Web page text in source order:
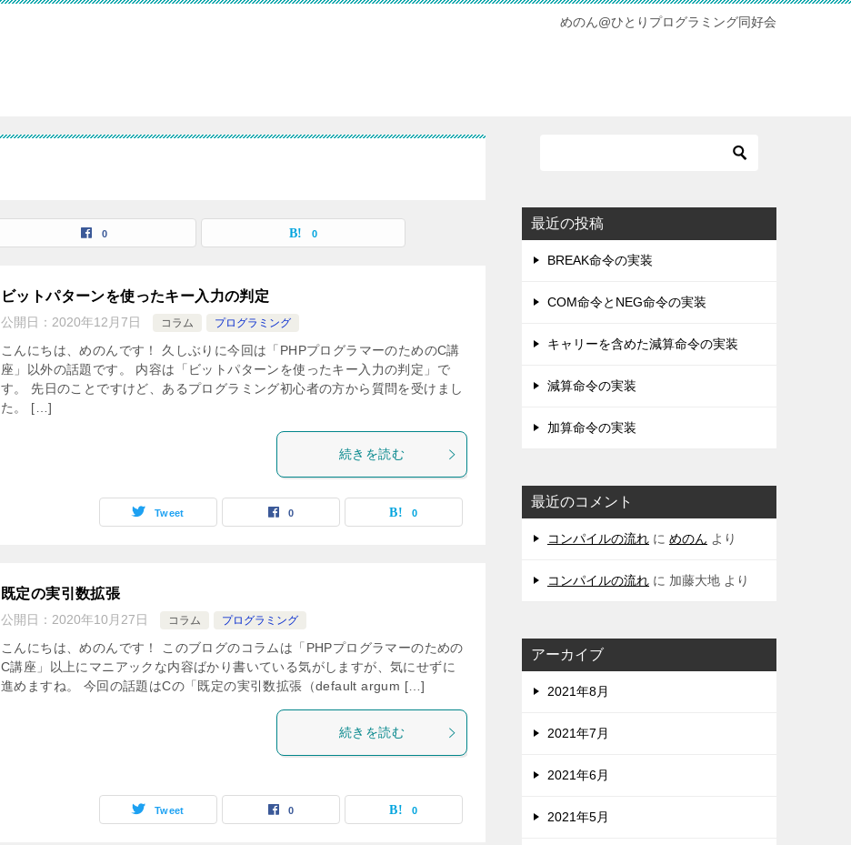
めのん@ひとりプログラミング同好会
0 0
ビットパターンを使ったキー入力の判定
公開日： 2020年12月7日 コラム プログラミング
こんにちは、めのんです！ 久しぶりに今回は「PHPプログラマーのためのC講
座」以外の話題です。 内容は「ビットパターンを使ったキー入力の判定」で
す。 先日のことですけど、あるプログラミング初心者の方から質問を受けまし
た。 […]
続きを読む
Tweet 0 0
既定の実引数拡張
公開日： 2020年10月27日 コラム プログラミング
こんにちは、めのんです！ このブログのコラムは「PHPプログラマーのための
C講座」以上にマニアックな内容ばかり書いている気がしますが、気にせずに
進めますね。 今回の話題はCの「既定の実引数拡張（default argum […]
続きを読む
Tweet 0 0
最近の投稿
BREAK命令の実装
COM命令とNEG命令の実装
キャリーを含めた減算命令の実装
減算命令の実装
加算命令の実装
最近のコメント
コンパイルの流れ に めのん より
コンパイルの流れ に 加藤大地 より
アーカイブ
2021年8月
2021年7月
2021年6月
2021年5月